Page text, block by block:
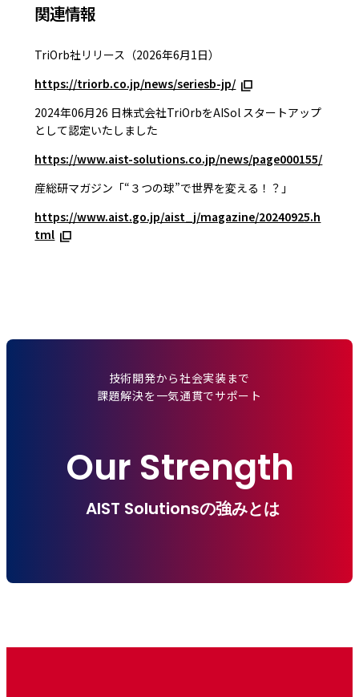
関連情報
TriOrb社リリース（2026年6月1日）
https://triorb.co.jp/news/seriesb-jp/
2024年06月26 日株式会社TriOrbをAISol スタートアップ
として認定いたしました
https://www.aist-solutions.co.jp/news/page000155/
産総研マガジン「“３つの球”で世界を変える！？」
https://www.aist.go.jp/aist_j/magazine/20240925.h
tml
技術開発から社会実装まで
課題解決を一気通貫でサポート
Our Strength
AIST Solutionsの強みとは